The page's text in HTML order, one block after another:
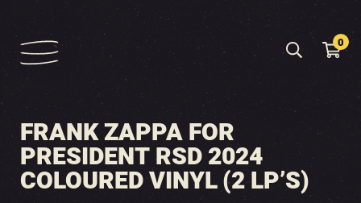
0
FRANK ZAPPA FOR
PRESIDENT RSD 2024
COLOURED VINYL (2 LP’S)